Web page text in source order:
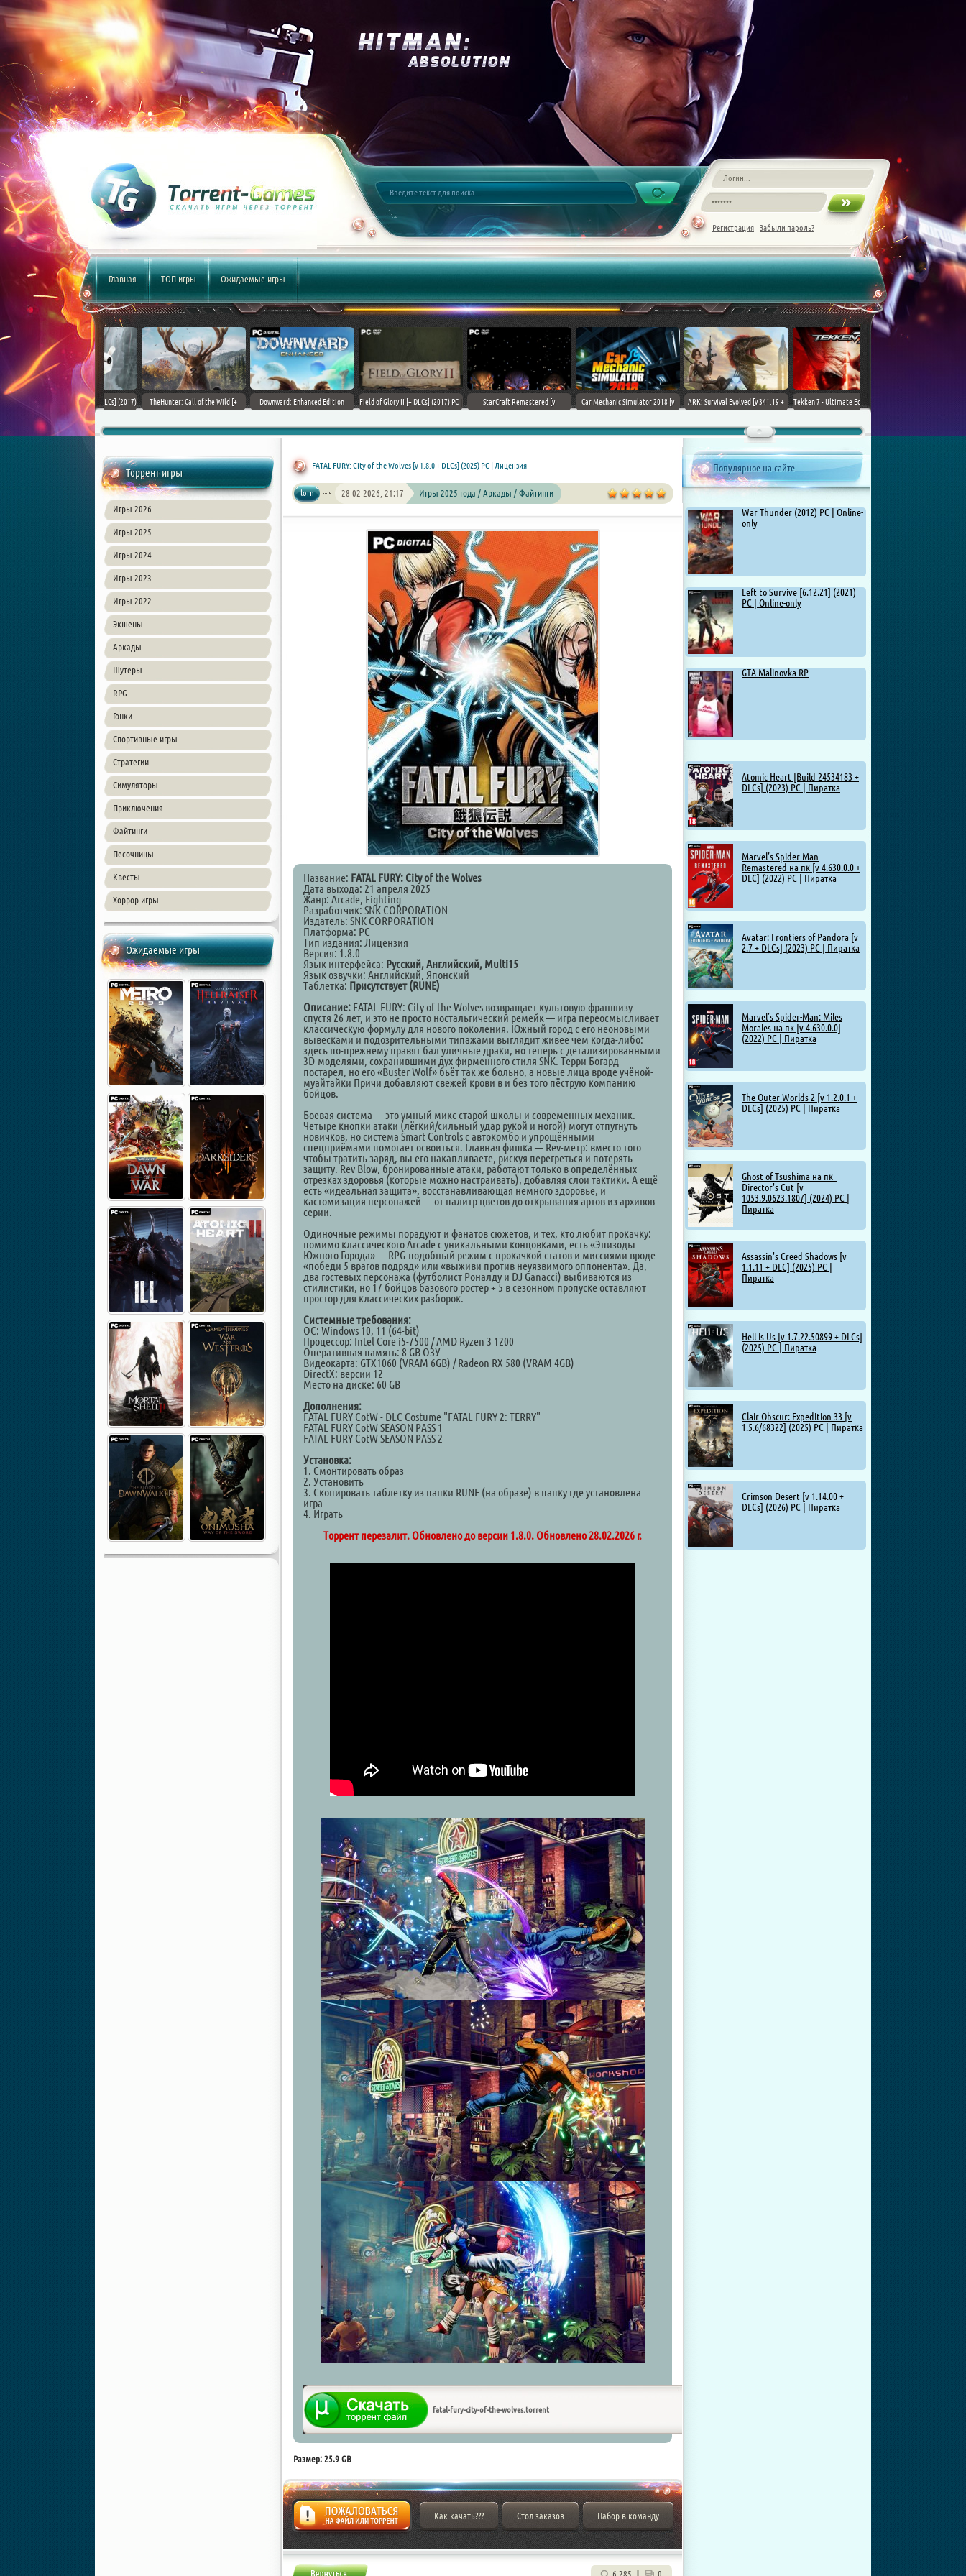
Регистрация Забыли пароль?
Главная ТОП игры Ожидаемые игры
World [v 1.11.4 + DLCs] (2017)
PC | Лицензия
TheHunter: Call of the Wild [+
Downward: Enhanced Edition
Field of Glory II [+ DLCs] (2017) PC |
StarCraft Remastered [v
Car Mechanic Simulator 2018 [v
ARK: Survival Evolved [v 341.19 +
Tekken 7 - Ultimate Edition [v 4.22
Chovka
Торрент игры
Игры 2026
Игры 2025
Игры 2024
Игры 2023
Игры 2022
Экшены
Аркады
Шутеры
RPG
Гонки
Спортивные игры
Стратегии
Симуляторы
Приключения
Файтинги
Песочницы
Квесты
Хоррор игры
Ожидаемые игры
Популярное на сайте
War Thunder (2012) PC | Online-
only
Left to Survive [6.12.21] (2021)
PC | Online-only
GTA Malinovka RP
Atomic Heart [Build 24534183 +
DLCs] (2023) PC | Пиратка
Marvel’s Spider-Man
Remastered на пк [v 4.630.0.0 +
DLC] (2022) PC | Пиратка
Avatar: Frontiers of Pandora [v
2.7 + DLCs] (2023) PC | Пиратка
Marvel’s Spider-Man: Miles
Morales на пк [v 4.630.0.0]
(2022) PC | Пиратка
The Outer Worlds 2 [v 1.2.0.1 +
DLCs] (2025) PC | Пиратка
Ghost of Tsushima на пк -
Director's Cut [v
1053.9.0623.1807] (2024) PC |
Пиратка
Assassin's Creed Shadows [v
1.1.11 + DLC] (2025) PC |
Пиратка
Hell is Us [v 1.7.22.50899 + DLCs]
(2025) PC | Пиратка
Clair Obscur: Expedition 33 [v
1.5.6/68322] (2025) PC | Пиратка
Crimson Desert [v 1.14.00 +
DLCs] (2026) PC | Пиратка
FATAL FURY: City of the Wolves [v 1.8.0 + DLCs] (2025) PC | Лицензия
lorn 28-02-2026, 21:17 Игры 2025 года / Аркады / Файтинги
Название: FATAL FURY: City of the Wolves
Дата выхода: 21 апреля 2025
Жанр: Arcade, Fighting
Разработчик: SNK CORPORATION
Издатель: SNK CORPORATION
Платформа: PC
Тип издания: Лицензия
Версия: 1.8.0
Язык интерфейса: Русский, Английский, Multi15
Язык озвучки: Английский, Японский
Таблетка: Присутствует (RUNE)
Описание: FATAL FURY: City of the Wolves возвращает культовую франшизу
спустя 26 лет, и это не просто ностальгический ремейк — игра переосмысливает
классическую формулу для нового поколения. Южный город с его неоновыми
вывесками и подозрительными типажами выглядит живее чем когда-либо:
здесь по-прежнему правят бал уличные драки, но теперь с детализированными
3D-моделями, сохранившими дух фирменного стиля SNK. Терри Богард
постарел, но его «Buster Wolf» бьёт так же больно, а новые лица вроде учёной-
муайтайки Причи добавляют свежей крови в и без того пёструю компанию
бойцов.
Боевая система — это умный микс старой школы и современных механик.
Четыре кнопки атаки (лёгкий/сильный удар рукой и ногой) могут отпугнуть
новичков, но система Smart Controls с автокомбо и упрощёнными
спецприёмами помогает освоиться. Главная фишка — Rev-метр: вместо того
чтобы тратить заряд, вы его накапливаете, рискуя перегреться и потерять
защиту. Rev Blow, бронированные атаки, работают только в определённых
отрезках здоровья (которые можно настраивать), добавляя слои тактики. А ещё
есть «идеальная защита», восстанавливающая немного здоровье, и
кастомизация персонажей — от палитр цветов до открывания артов из архивов
серии.
Одиночные режимы порадуют и фанатов сюжетов, и тех, кто любит прокачку:
помимо классического Arcade с уникальными концовками, есть «Эпизоды
Южного Города» — RPG-подобный режим с прокачкой статов и миссиями вроде
«победи 5 врагов подряд» или «выживи против неуязвимого оппонента». Да,
два гостевых персонажа (футболист Роналду и DJ Ganacci) выбиваются из
стилистики, но 17 бойцов базового ростер + 5 в сезонном пропуске оставляют
простор для классических разборок.
Системные требования:
ОС: Windows 10, 11 (64-bit)
Процессор: Intel Core i5-7500 / AMD Ryzen 3 1200
Оперативная память: 8 GB ОЗУ
Видеокарта: GTX1060 (VRAM 6GB) / Radeon RX 580 (VRAM 4GB)
DirectX: версии 12
Место на диске: 60 GB
Дополнения:
FATAL FURY CotW - DLC Costume "FATAL FURY 2: TERRY"
FATAL FURY CotW SEASON PASS 1
FATAL FURY CotW SEASON PASS 2
Установка:
1. Смонтировать образ
2. Установить
3. Скопировать таблетку из папки RUNE (на образе) в папку где установлена
игра
4. Играть
Торрент перезалит. Обновлено до версии 1.8.0. Обновлено 28.02.2026 г.
fatal-fury-city-of-the-wolves.torrent
Размер: 25.9 GB
Жалоба
Как качать??? Стол заказов Набор в команду
6 285 0